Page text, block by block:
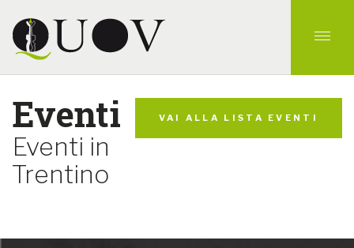
Eventi VAI ALLA LISTA EVENTI
Eventi in
Trentino